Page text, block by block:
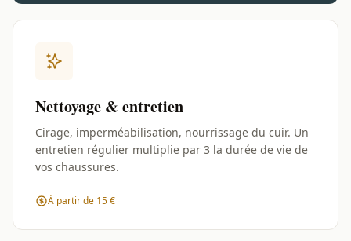
Nettoyage & entretien
Cirage, imperméabilisation, nourrissage du cuir. Un
entretien régulier multiplie par 3 la durée de vie de
vos chaussures.
À partir de 15 €